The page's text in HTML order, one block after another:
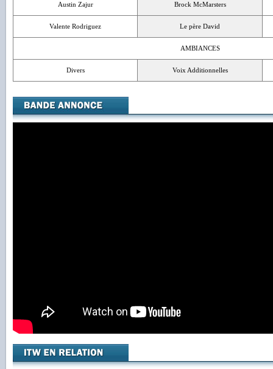
Austin Zajur Brock McMarsters
Valente Rodriguez Le père David
AMBIANCES
Divers Voix Additionnelles